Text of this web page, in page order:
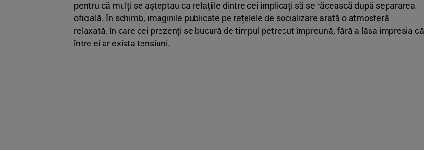
pentru că mulți se așteptau ca relațiile dintre cei implicați să se răcească după separarea
oficială. În schimb, imaginile publicate pe rețelele de socializare arată o atmosferă
relaxată, în care cei prezenți se bucură de timpul petrecut împreună, fără a lăsa impresia că
între ei ar exista tensiuni.